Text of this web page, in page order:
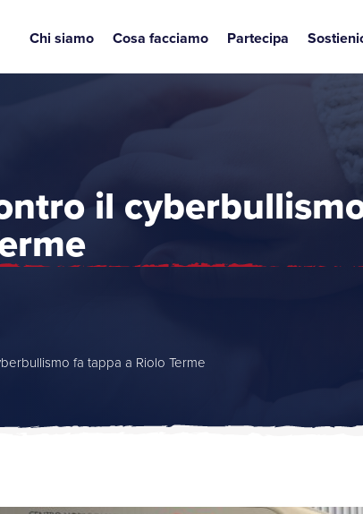
Chi siamo Cosa facciamo Partecipa
il
fa tappa a Riolo Terme